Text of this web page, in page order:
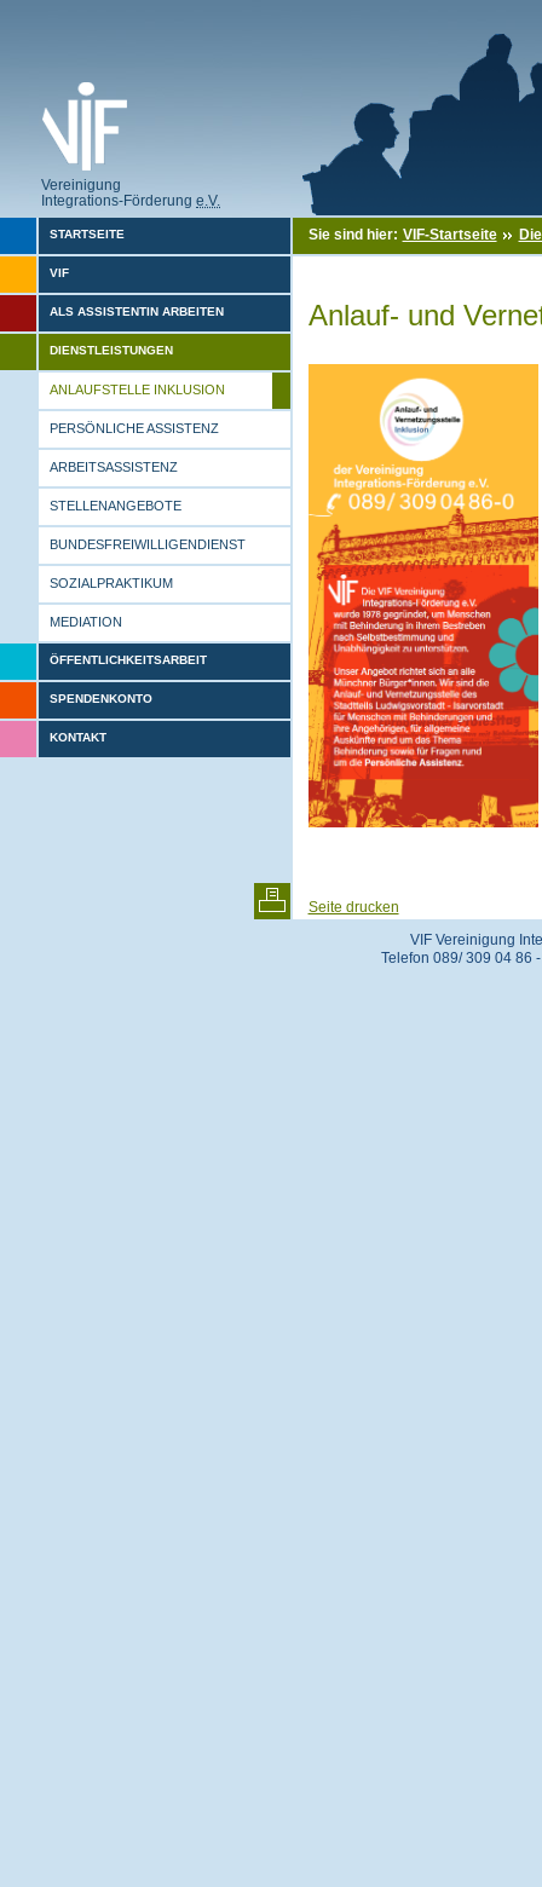
Vereinigung
Integrations-Förderung e.V.
STARTSEITE
VIF
ALS ASSISTENTIN ARBEITEN
DIENSTLEISTUNGEN
ANLAUFSTELLE INKLUSION
PERSÖNLICHE ASSISTENZ
ARBEITSASSISTENZ
STELLENANGEBOTE
BUNDESFREIWILLIGENDIENST
SOZIALPRAKTIKUM
MEDIATION
ÖFFENTLICHKEITSARBEIT
SPENDENKONTO
KONTAKT
Sie sind hier: VIF-Startseite
Anlauf- und
Seite drucken
VIF Vereinigung
Telefon 089/ 309 04 86